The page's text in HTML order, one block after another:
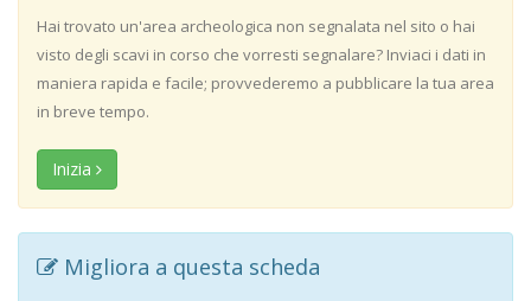
Hai trovato un'area archeologica non segnalata nel sito o hai
visto degli scavi in corso che vorresti segnalare? Inviaci i dati in
maniera rapida e facile; provvederemo a pubblicare la tua area
in breve tempo.
Inizia
Migliora a questa scheda